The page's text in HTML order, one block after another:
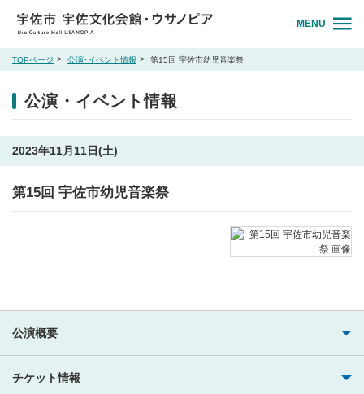
MENU
TOPページ 公演･イベント情報 第15回 宇佐市幼児音楽祭
公演・イベント情報
2023年11月11日(土)
第15回 宇佐市幼児音楽祭
公演概要
チケット情報